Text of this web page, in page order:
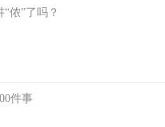
侬”了吗？
件事